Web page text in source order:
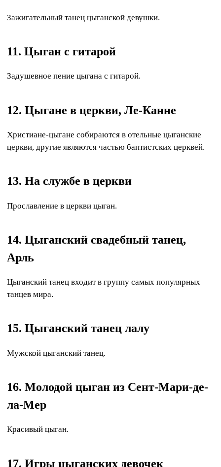
Зажигательный танец цыганской девушки.
11. Цыган с гитарой
Задушевное пение цыгана с гитарой.
12. Цыгане в церкви, Ле-Канне
Христиане-цыгане собираются в отельные цыганские
церкви, другие являются частью баптистских церквей.
13. На службе в церкви
Прославление в церкви цыган.
14. Цыганский свадебный танец,
Арль
Цыганский танец входит в группу самых популярных
танцев мира.
15. Цыганский танец лалу
Мужской цыганский танец.
16. Молодой цыган из Сент-Мари-де-
ла-Мер
Красивый цыган.
17. Игры цыганских девочек